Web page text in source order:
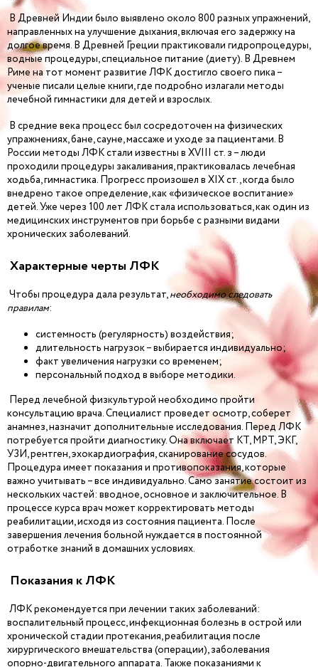
В Древней Индии было выявлено около 800 разных упражнений,
направленных на улучшение дыхания, включая его задержку на
долгое время. В Древней Греции практиковали гидропроцедуры,
водные процедуры, специальное питание (диету). В Древнем
Риме на тот момент развитие ЛФК достигло своего пика –
ученые писали целые книги, где подробно излагали методы
лечебной гимнастики для детей и взрослых.
В средние века процесс был сосредоточен на физических
упражнениях, бане, сауне, массаже и уходе за пациентами. В
России методы ЛФК стали известны в XVIII ст. з – люди
проходили процедуры закаливания, практиковалась лечебная
ходьба, гимнастика. Прогресс произошел в XIX ст., когда было
внедрено такое определение, как «физическое воспитание»
детей. Уже через 100 лет ЛФК стала использоваться, как один из
медицинских инструментов при борьбе с разными видами
хронических заболеваний.
Характерные черты ЛФК
Чтобы процедура дала результат,необходимо следовать
правилам:
системность (регулярность) воздействия;
длительность нагрузок – выбирается индивидуально;
факт увеличения нагрузки со временем;
персональный подход в выборе методики.
Перед лечебной физкультурой необходимо пройти
консультацию врача. Специалист проведет осмотр, соберет
анамнез, назначит дополнительные исследования. Перед ЛФК
потребуется пройти диагностику. Она включает КТ, МРТ, ЭКГ,
УЗИ, рентген, эхокардиография, сканирование сосудов.
Процедура имеет показания и противопоказания, которые
важно учитывать – все индивидуально. Само занятие состоит из
нескольких частей: вводное, основное и заключительное. В
процессе курса врач может корректировать методы
реабилитации, исходя из состояния пациента. После
завершения лечения больной нуждается в постоянной
отработке знаний в домашних условиях.
Показания к ЛФК
ЛФК рекомендуется при лечении таких заболеваний:
воспалительный процесс, инфекционная болезнь в острой или
хронической стадии протекания, реабилитация после
хирургического вмешательства (операции), заболевания
опорно-двигательного аппарата. Также показаниями к